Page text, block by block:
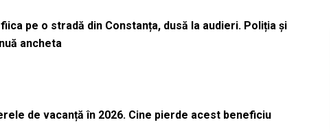
pe o stradă din Constanța, dusă la audieri. Poliția și
ancheta
de vacanță în 2026. Cine pierde acest beneficiu